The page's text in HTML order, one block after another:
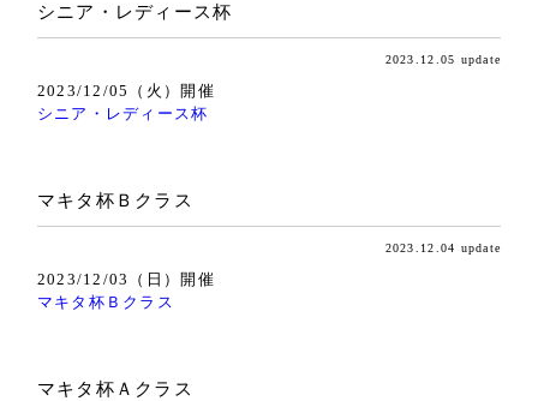
シニア・レディース杯
2023.12.05 update
2023/12/05（火）開催
シニア・レディース杯
マキタ杯Ｂクラス
2023.12.04 update
2023/12/03（日）開催
マキタ杯Ｂクラス
マキタ杯Ａクラス